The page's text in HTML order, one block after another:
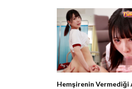
Hemşirenin Vermediği